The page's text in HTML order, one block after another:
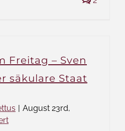
Freitag – Sven
säkulare Staat
| August 23rd,